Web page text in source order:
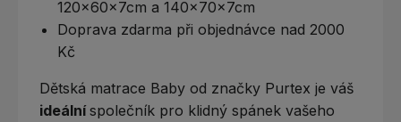
120x60x7cm a 140x70x7cm
Doprava zdarma při objednávce nad 2000
Kč
Dětská matrace Baby od značky Purtex je váš
ideálníspolečník pro klidný spánek vašeho